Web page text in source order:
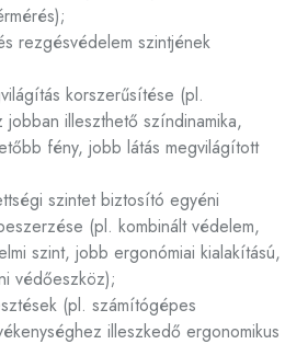
rezgésvédelem szintjének
korszerűsítése (pl.
jobban illeszthető színdinamika,
fény, jobb látás megvilágított
szintet biztosító egyéni
(pl. kombinált védelem,
szint, jobb ergonómiai kialakítású,
védőeszköz);
(pl. számítógépes
illeszkedő ergonomikus